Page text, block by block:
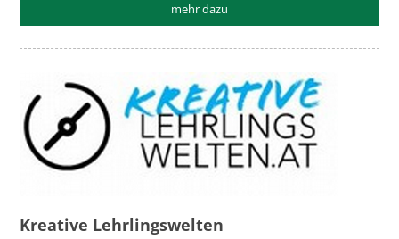
mehr dazu
Kreative Lehrlingswelten